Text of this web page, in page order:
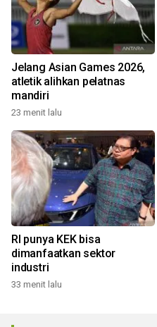
Jelang Asian Games 2026,
atletik alihkan pelatnas
mandiri
23 menit lalu
RI punya KEK bisa
dimanfaatkan sektor
industri
33 menit lalu